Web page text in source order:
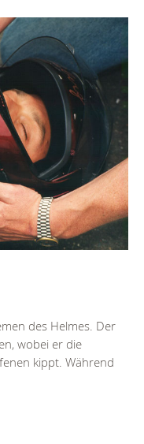
des Helmes. Der
wobei er die
kippt. Während